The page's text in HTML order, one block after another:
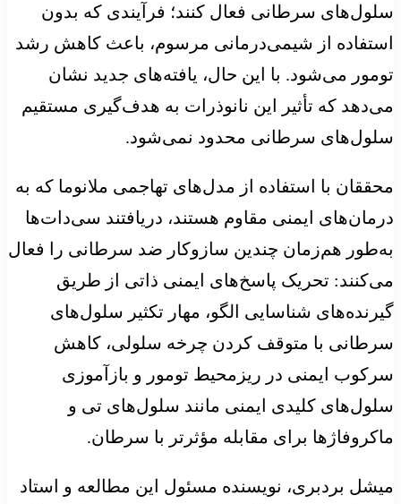
سلول‌های سرطانی فعال کنند؛ فرآیندی که بدون
استفاده از شیمی‌درمانی مرسوم، باعث کاهش رشد
تومور می‌شود. با این حال، یافته‌های جدید نشان
می‌دهد که تأثیر این نانوذرات به هدف‌گیری مستقیم
سلول‌های سرطانی محدود نمی‌شود.
محققان با استفاده از مدل‌های تهاجمی ملانوما که به
درمان‌های ایمنی مقاوم هستند، دریافتند سی‌دات‌ها
به‌طور هم‌زمان چندین سازوکار ضد سرطانی را فعال
می‌کنند: تحریک پاسخ‌های ایمنی ذاتی از طریق
گیرنده‌های شناسایی الگو، مهار تکثیر سلول‌های
سرطانی با متوقف کردن چرخه سلولی، کاهش
سرکوب ایمنی در ریزمحیط تومور و بازآموزی
سلول‌های کلیدی ایمنی مانند سلول‌های تی و
ماکروفاژها برای مقابله مؤثرتر با سرطان.
میشل بردبری، نویسنده مسئول این مطالعه و استاد